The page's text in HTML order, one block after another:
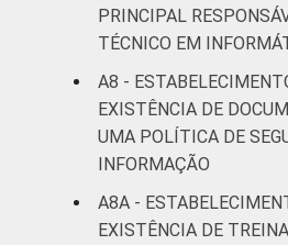
PRINCIPAL
TÉCNICO EM
A8 -
EXISTÊNCIA DE
UMA POLÍTICA DE
INFORMAÇÃO
A8A -
EXISTÊNCIA DE